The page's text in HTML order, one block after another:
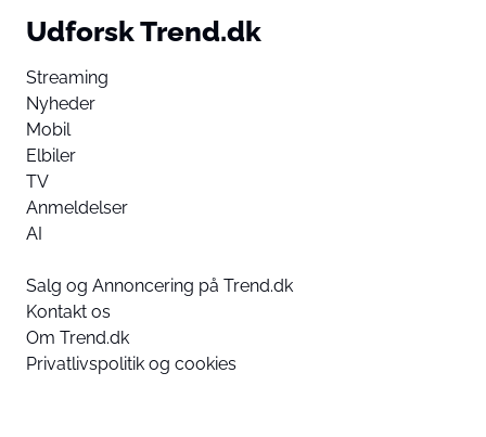
Udforsk Trend.dk
Streaming
Nyheder
Mobil
Elbiler
TV
Anmeldelser
AI
Salg og Annoncering på Trend.dk
Kontakt os
Om Trend.dk
Privatlivspolitik og cookies